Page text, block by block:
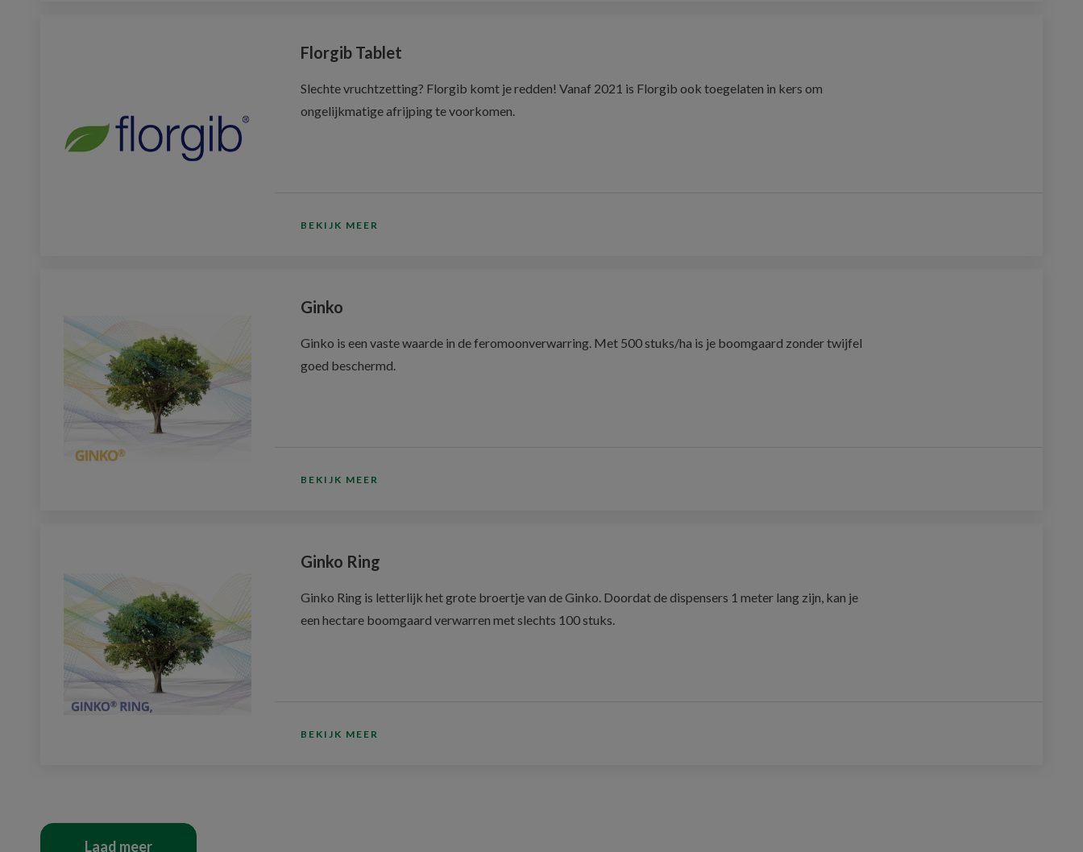
Florgib Tablet
Slechte vruchtzetting? Florgib komt je redden! Vanaf 2021 is Florgib ook toegelaten in kers om
ongelijkmatige afrijping te voorkomen.
BEKIJK MEER
Ginko
Ginko is een vaste waarde in de feromoonverwarring. Met 500 stuks/ha is je boomgaard zonder twijfel
goed beschermd.
BEKIJK MEER
Ginko Ring
Ginko Ring is letterlijk het grote broertje van de Ginko. Doordat de dispensers 1 meter lang zijn, kan je
een hectare boomgaard verwarren met slechts 100 stuks.
BEKIJK MEER
Laad meer